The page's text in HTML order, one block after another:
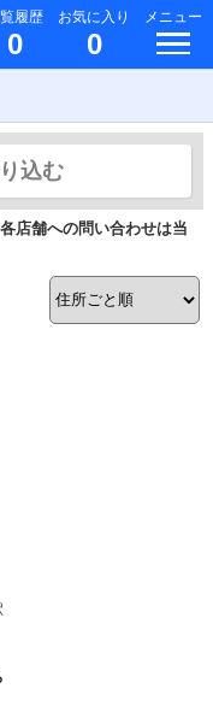
履歴
0
お気に入り
0
メニュー
込む
店舗への問い合わせは当